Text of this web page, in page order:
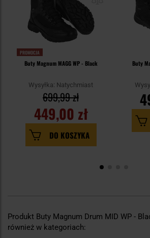
PROMOCJA
Buty Magnum MAGG WP - Black
Wysyłka: Natychmiast
449,00 zł
699,99 zł
DO KOSZYKA
Buty
Produkt Buty Magnum Drum MID WP -
również w kategoriach: